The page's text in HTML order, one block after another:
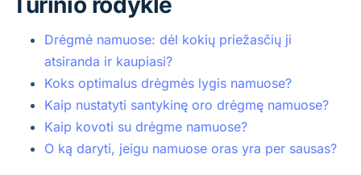
Drėgmė namuose: dėl kokių priežasčių ji
atsiranda ir kaupiasi?
Koks optimalus drėgmės lygis namuose?
Kaip nustatyti santykinę oro drėgmę namuose?
Kaip kovoti su drėgme namuose?
O ką daryti, jeigu namuose oras yra per sausas?